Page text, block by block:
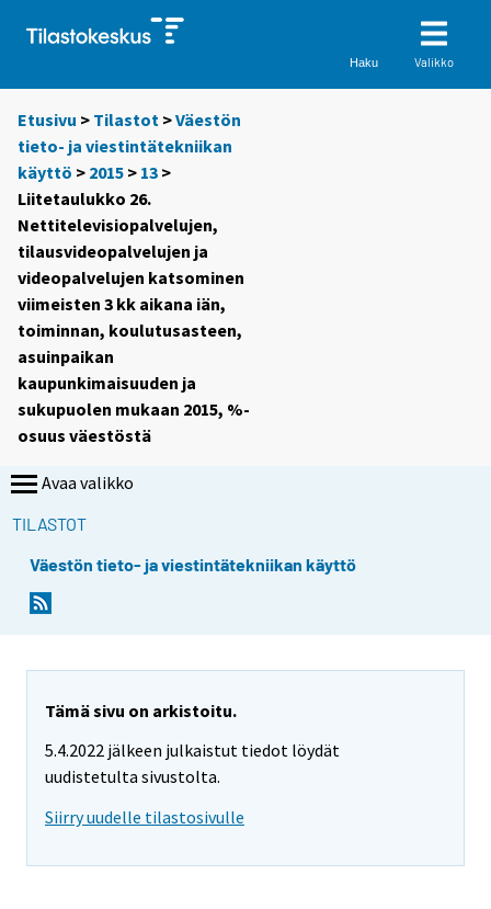
Haku Valikko
Etusivu > Tilastot >Väestön
tieto- ja viestintätekniikan
käyttö > 2015 > 13 >
Liitetaulukko 26.
Nettitelevisiopalvelujen,
tilausvideopalvelujen ja
videopalvelujen katsominen
viimeisten 3 kk aikana iän,
toiminnan, koulutusasteen,
asuinpaikan
kaupunkimaisuuden ja
sukupuolen mukaan 2015, %-
osuus väestöstä
Avaa valikko
TILASTOT
Väestön tieto- ja viestintätekniikan käyttö
Tämä sivu on arkistoitu.
5.4.2022 jälkeen julkaistut tiedot löydät
uudistetulta sivustolta.
Siirry uudelle tilastosivulle